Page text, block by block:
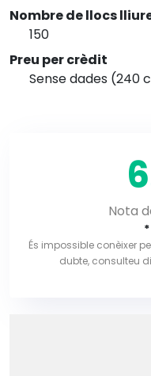
Nombre de llocs
150
Preu per crèdit
Sense dades (240
Nota
És impossible conèixer
dubte, consulteu